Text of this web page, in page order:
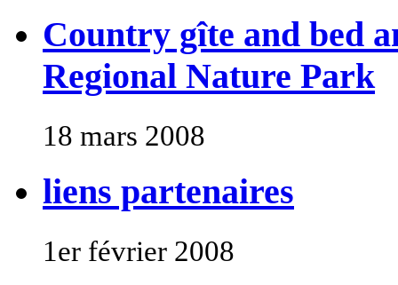
Country gîte and bed
Regional Nature Park
18 mars 2008
liens partenaires
1er février 2008